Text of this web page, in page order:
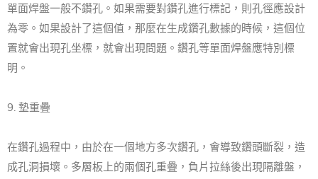
單面焊盤一般不鑽孔。如果需要對鑽孔進行標記，則孔徑應設計
為零。如果設計了這個值，那麼在生成鑽孔數據的時候，這個位
置就會出現孔坐標，就會出現問題。鑽孔等單面焊盤應特別標
明。
9. 墊重疊
在鑽孔過程中，由於在一個地方多次鑽孔，會導致鑽頭斷裂，造
成孔洞損壞。多層板上的兩個孔重疊，負片拉絲後出現隔離盤，